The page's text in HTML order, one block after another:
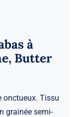
à
Butter
onctueux. Tissu
grainée semi-